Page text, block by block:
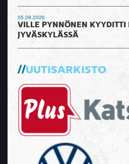
05.08.2026
VILLE PYNNÖNEN KYYDITTI
JYVÄSKYLÄSSÄ
UUTISARKISTO